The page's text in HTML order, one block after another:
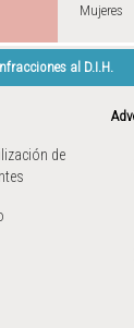
Mujeres
al D.I.H.
de